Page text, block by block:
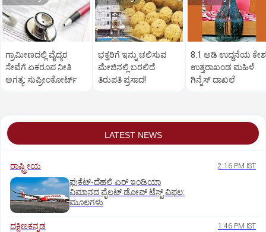
ಗ್ರಾಮೀಣದಲ್ಲಿ ವೈದ್ಯರ
ಸೇವೆಗೆ ಏಕರೂಪ ನೀತಿ
ಅಗತ್ಯ: ಸುಪ್ರೀಂಕೋರ್ಟ್‌
ಭಕ್ತರಿಗೆ ಇನ್ನು ಚಲಿಸುವ
ಮೇಜಿನಲ್ಲಿ ಬರಲಿದೆ
ತಿರುಪತಿ ಪ್ರಸಾದ!
8.1 ಅಡಿ ಉದ್ದನೆಯ
ಉತ್ತರಾಖಂಡ ಮಹಿಳೆ
ಗಿನ್ನೆಸ್‌ ದಾಖಲೆ
LATEST NEWS
ರಾಷ್ಟ್ರೀಯ 2:16 PM IST
ಫುಕೆಟ್‌-ದೆಹಲಿ ಏರ್‌ ಇಂಡಿಯಾ
ವಿಮಾನದ ಪೈಲಟ್‌ ಡೋಪ್‌ ಟೆಸ್ಟ್‌ ವಿಫಲ:
ಮೂಲಗಳು
ದಕ್ಷಿಣಕನ್ನಡ 1:46 PM IST